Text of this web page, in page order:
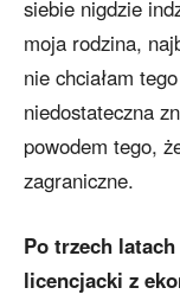
siebie nigdzie
moja rodzina,
nie chciałam
niedostateczna
powodem tego,
zagraniczne.
Po trzech
licencjacki z